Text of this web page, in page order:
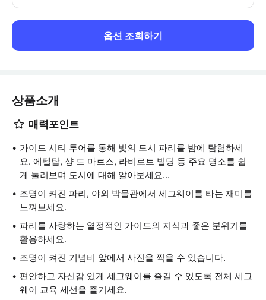
옵션 조회하기
상품소개
매력포인트
가이드 시티 투어를 통해 빛의 도시 파리를 밤에 탐험하세
요. 에펠탑, 샹 드 마르스, 라비로트 빌딩 등 주요 명소를 쉽
게 둘러보며 도시에 대해 알아보세요...
조명이 켜진 파리, 야외 박물관에서 세그웨이를 타는 재미를
느껴보세요.
파리를 사랑하는 열정적인 가이드의 지식과 좋은 분위기를
활용하세요.
조명이 켜진 기념비 앞에서 사진을 찍을 수 있습니다.
편안하고 자신감 있게 세그웨이를 즐길 수 있도록 전체 세그
웨이 교육 세션을 즐기세요.